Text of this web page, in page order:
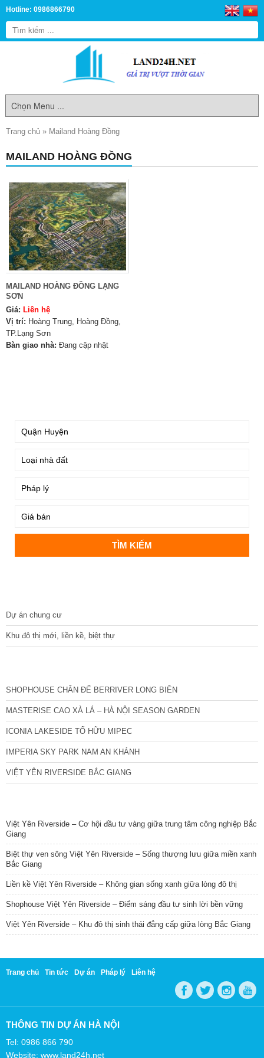
Hotline: 0986866790
Trang chủ » Mailand Hoàng Đồng
MAILAND HOÀNG ĐỒNG
MAILAND HOÀNG ĐỒNG LẠNG
SƠN
Giá: Liên hệ
Vị trí: Hoàng Trung, Hoàng Đồng,
TP.Lạng Sơn
Bàn giao nhà: Đang cập nhật
Dự án chung cư
Khu đô thị mới, liền kề, biệt thự
SHOPHOUSE CHÂN ĐẾ BERRIVER LONG BIÊN
MASTERISE CAO XÀ LÁ – HÀ NỘI SEASON GARDEN
ICONIA LAKESIDE TỐ HỮU MIPEC
IMPERIA SKY PARK NAM AN KHÁNH
VIỆT YÊN RIVERSIDE BẮC GIANG
Việt Yên Riverside – Cơ hội đầu tư vàng giữa trung tâm công nghiệp Bắc
Giang
Biệt thự ven sông Việt Yên Riverside – Sống thượng lưu giữa miền xanh
Bắc Giang
Liền kề Việt Yên Riverside – Không gian sống xanh giữa lòng đô thị
Shophouse Việt Yên Riverside – Điểm sáng đầu tư sinh lời bền vững
Việt Yên Riverside – Khu đô thị sinh thái đẳng cấp giữa lòng Bắc Giang
Trang chủ Tin tức Dự án Pháp lý Liên hệ
THÔNG TIN DỰ ÁN HÀ NỘI
Tel: 0986 866 790
Website: www.land24h.net